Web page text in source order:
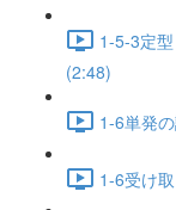
1-5-3定
(2:48)
1-6単発
1-6受け